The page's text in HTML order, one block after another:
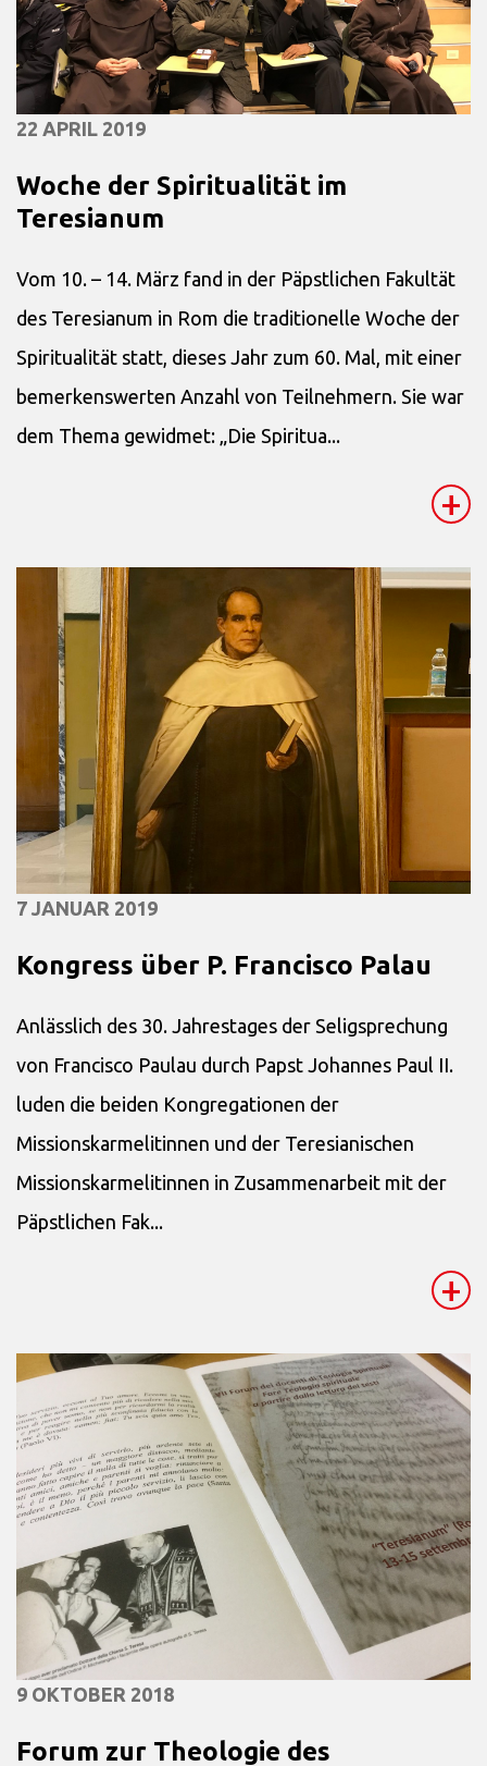
22 APRIL 2019
Woche der Spiritualität im
Teresianum
Vom 10. – 14. März fand in der Päpstlichen Fakultät
des Teresianum in Rom die traditionelle Woche der
Spiritualität statt, dieses Jahr zum 60. Mal, mit einer
bemerkenswerten Anzahl von Teilnehmern. Sie war
dem Thema gewidmet: „Die Spiritua...
+
7 JANUAR 2019
Kongress über P. Francisco Palau
Anlässlich des 30. Jahrestages der Seligsprechung
von Francisco Paulau durch Papst Johannes Paul II.
luden die beiden Kongregationen der
Missionskarmelitinnen und der Teresianischen
Missionskarmelitinnen in Zusammenarbeit mit der
Päpstlichen Fak...
+
9 OKTOBER 2018
Forum zur Theologie des